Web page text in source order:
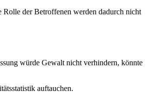
der Betroffenen werden dadurch nicht
würde Gewalt nicht verhindern, könnte
auftauchen.